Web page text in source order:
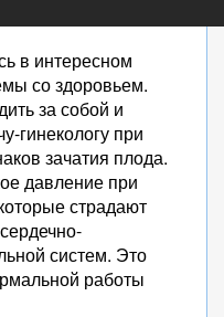
в интересном
со здоровьем.
за собой и
гинекологу при
зачатия плода.
давление при
страдают
систем. Это
работы